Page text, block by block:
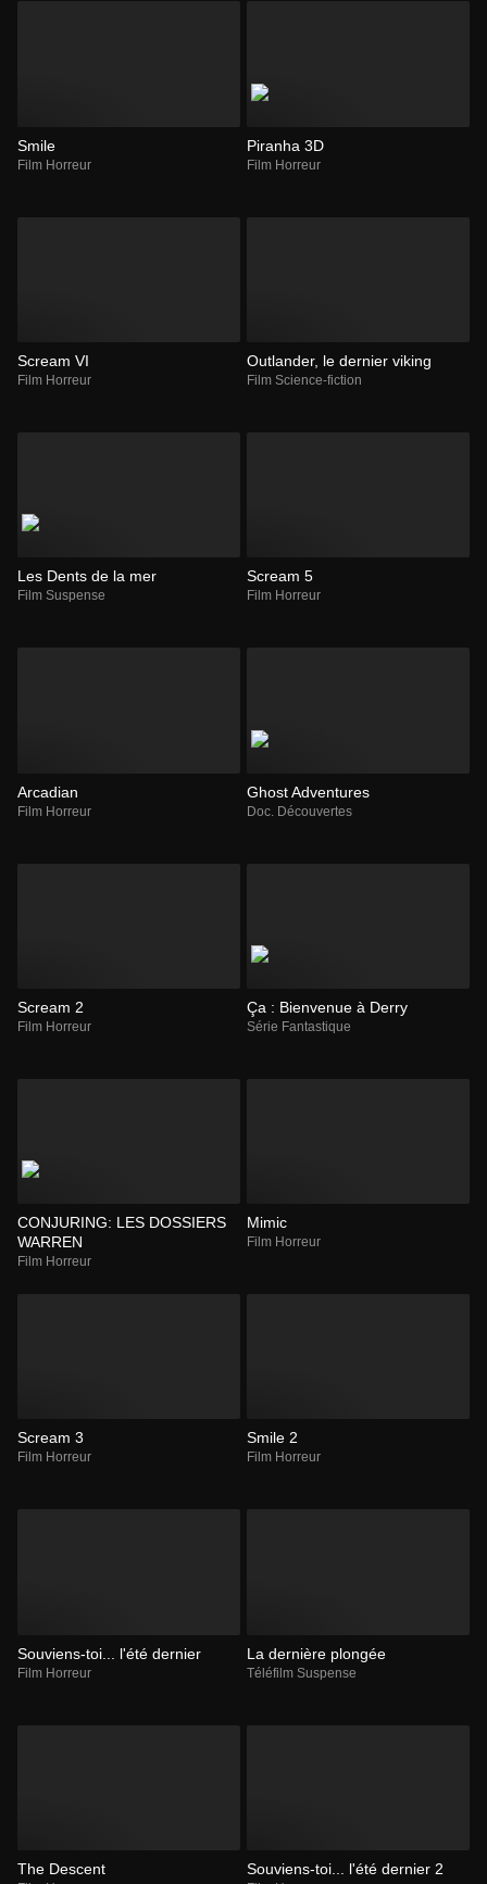
Smile
Film Horreur
Piranha 3D
Film Horreur
Scream VI
Film Horreur
Outlander, le dernier viking
Film Science-fiction
Les Dents de la mer
Film Suspense
Scream 5
Film Horreur
Arcadian
Film Horreur
Ghost Adventures
Doc. Découvertes
Scream 2
Film Horreur
Ça : Bienvenue à Derry
Série Fantastique
CONJURING: LES DOSSIERS
WARREN
Film Horreur
Mimic
Film Horreur
Scream 3
Film Horreur
Smile 2
Film Horreur
Souviens-toi... l'été dernier
Film Horreur
La dernière plongée
Téléfilm Suspense
The Descent Souviens-toi... l'été dernier 2